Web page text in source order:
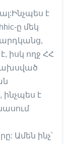
է
ը մեկ
իսկ ողջ ՀՀ
ինչպես է
Ամեն ինչ՝